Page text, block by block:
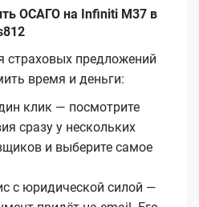
ОСАГО на Infiniti M37 в
страховых предложений
время и деньги:
клик — посмотрите
сразу у нескольких
и выберите самое
с юридической силой —